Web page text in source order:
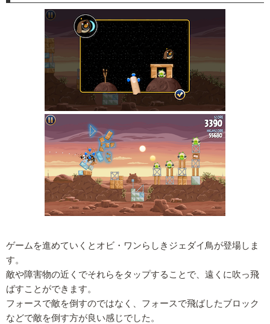
ゲームを進めていくとオビ・ワンらしきジェダイ鳥が登場しま
す。
敵や障害物の近くでそれらをタップすることで、遠くに吹っ飛
ばすことができます。
フォースで敵を倒すのではなく、フォースで飛ばしたブロック
などで敵を倒す方が良い感じでした。